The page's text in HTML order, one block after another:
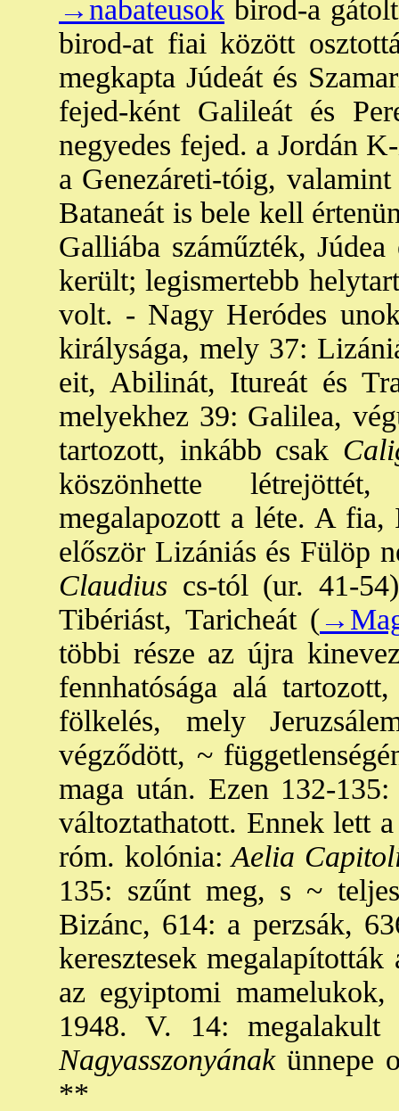
→nabateusok birod-a
birod-at fiai között
megkapta Júdeát és
fejed-ként Galileát és
negyedes fejed. a Jordán
a Genezáreti-tóig,
Bataneát is bele kell
Galliába száműzték,
került; legismertebb
volt. - Nagy Heródes
királysága, mely 37:
eit, Abilinát, Itureát és
melyekhez 39: Galilea,
tartozott, inkább csak
köszönhette
megalapozott a léte. A
először Lizániás és Fülöp
Claudius cs-tól (ur. 41-
Tibériást, Taricheát (
többi része az újra
fennhatósága alá
fölkelés, mely
végződött, ~
maga után. Ezen 132-
változtathatott. Ennek lett
róm. kolónia: Aelia
135: szűnt meg, s ~
Bizánc, 614: a perzsák,
keresztesek
az egyiptomi
1948. V. 14: megalakult
Nagyasszonyának ünnepe
**